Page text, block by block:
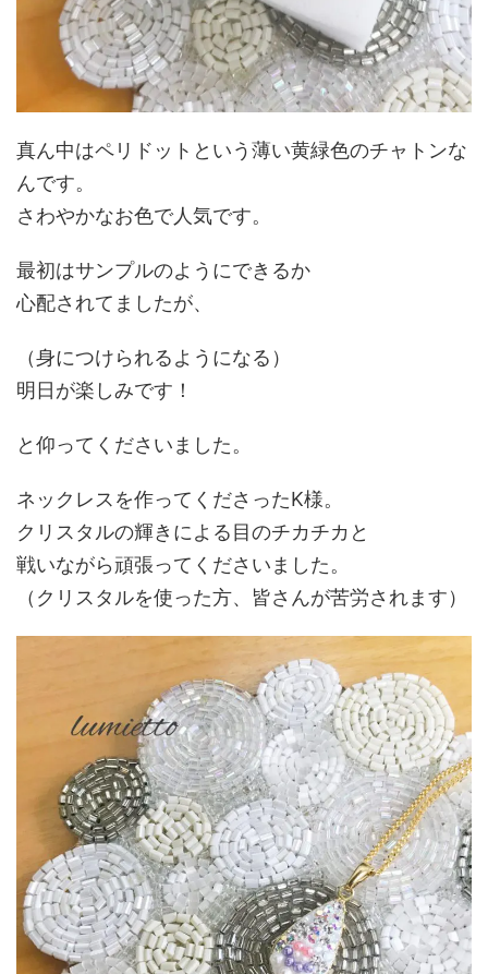
真ん中はペリドットという薄い黄緑色のチャトンな
んです。
さわやかなお色で人気です。
最初はサンプルのようにできるか
心配されてましたが、
（身につけられるようになる）
明日が楽しみです！
と仰ってくださいました。
ネックレスを作ってくださったK様。
クリスタルの輝きによる目のチカチカと
戦いながら頑張ってくださいました。
（クリスタルを使った方、皆さんが苦労されます）